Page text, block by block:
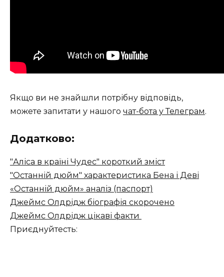
Якщо ви не знайшли потрібну відповідь,
можете запитати у нашого чат-бота у Телеграм.
Додатково:
"Аліса в країні Чудес" короткий зміст
"Останній дюйм" характеристика Бена і Деві
«Останній дюйм» аналіз (паспорт)
Джеймс Олдрідж біографія скорочено
Джеймс Олдрідж цікаві факти
Приєднуйтесть: